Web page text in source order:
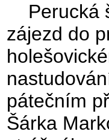
Perucká
zájezd do
pátečním
Šárka